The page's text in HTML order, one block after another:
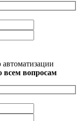
всем вопросам